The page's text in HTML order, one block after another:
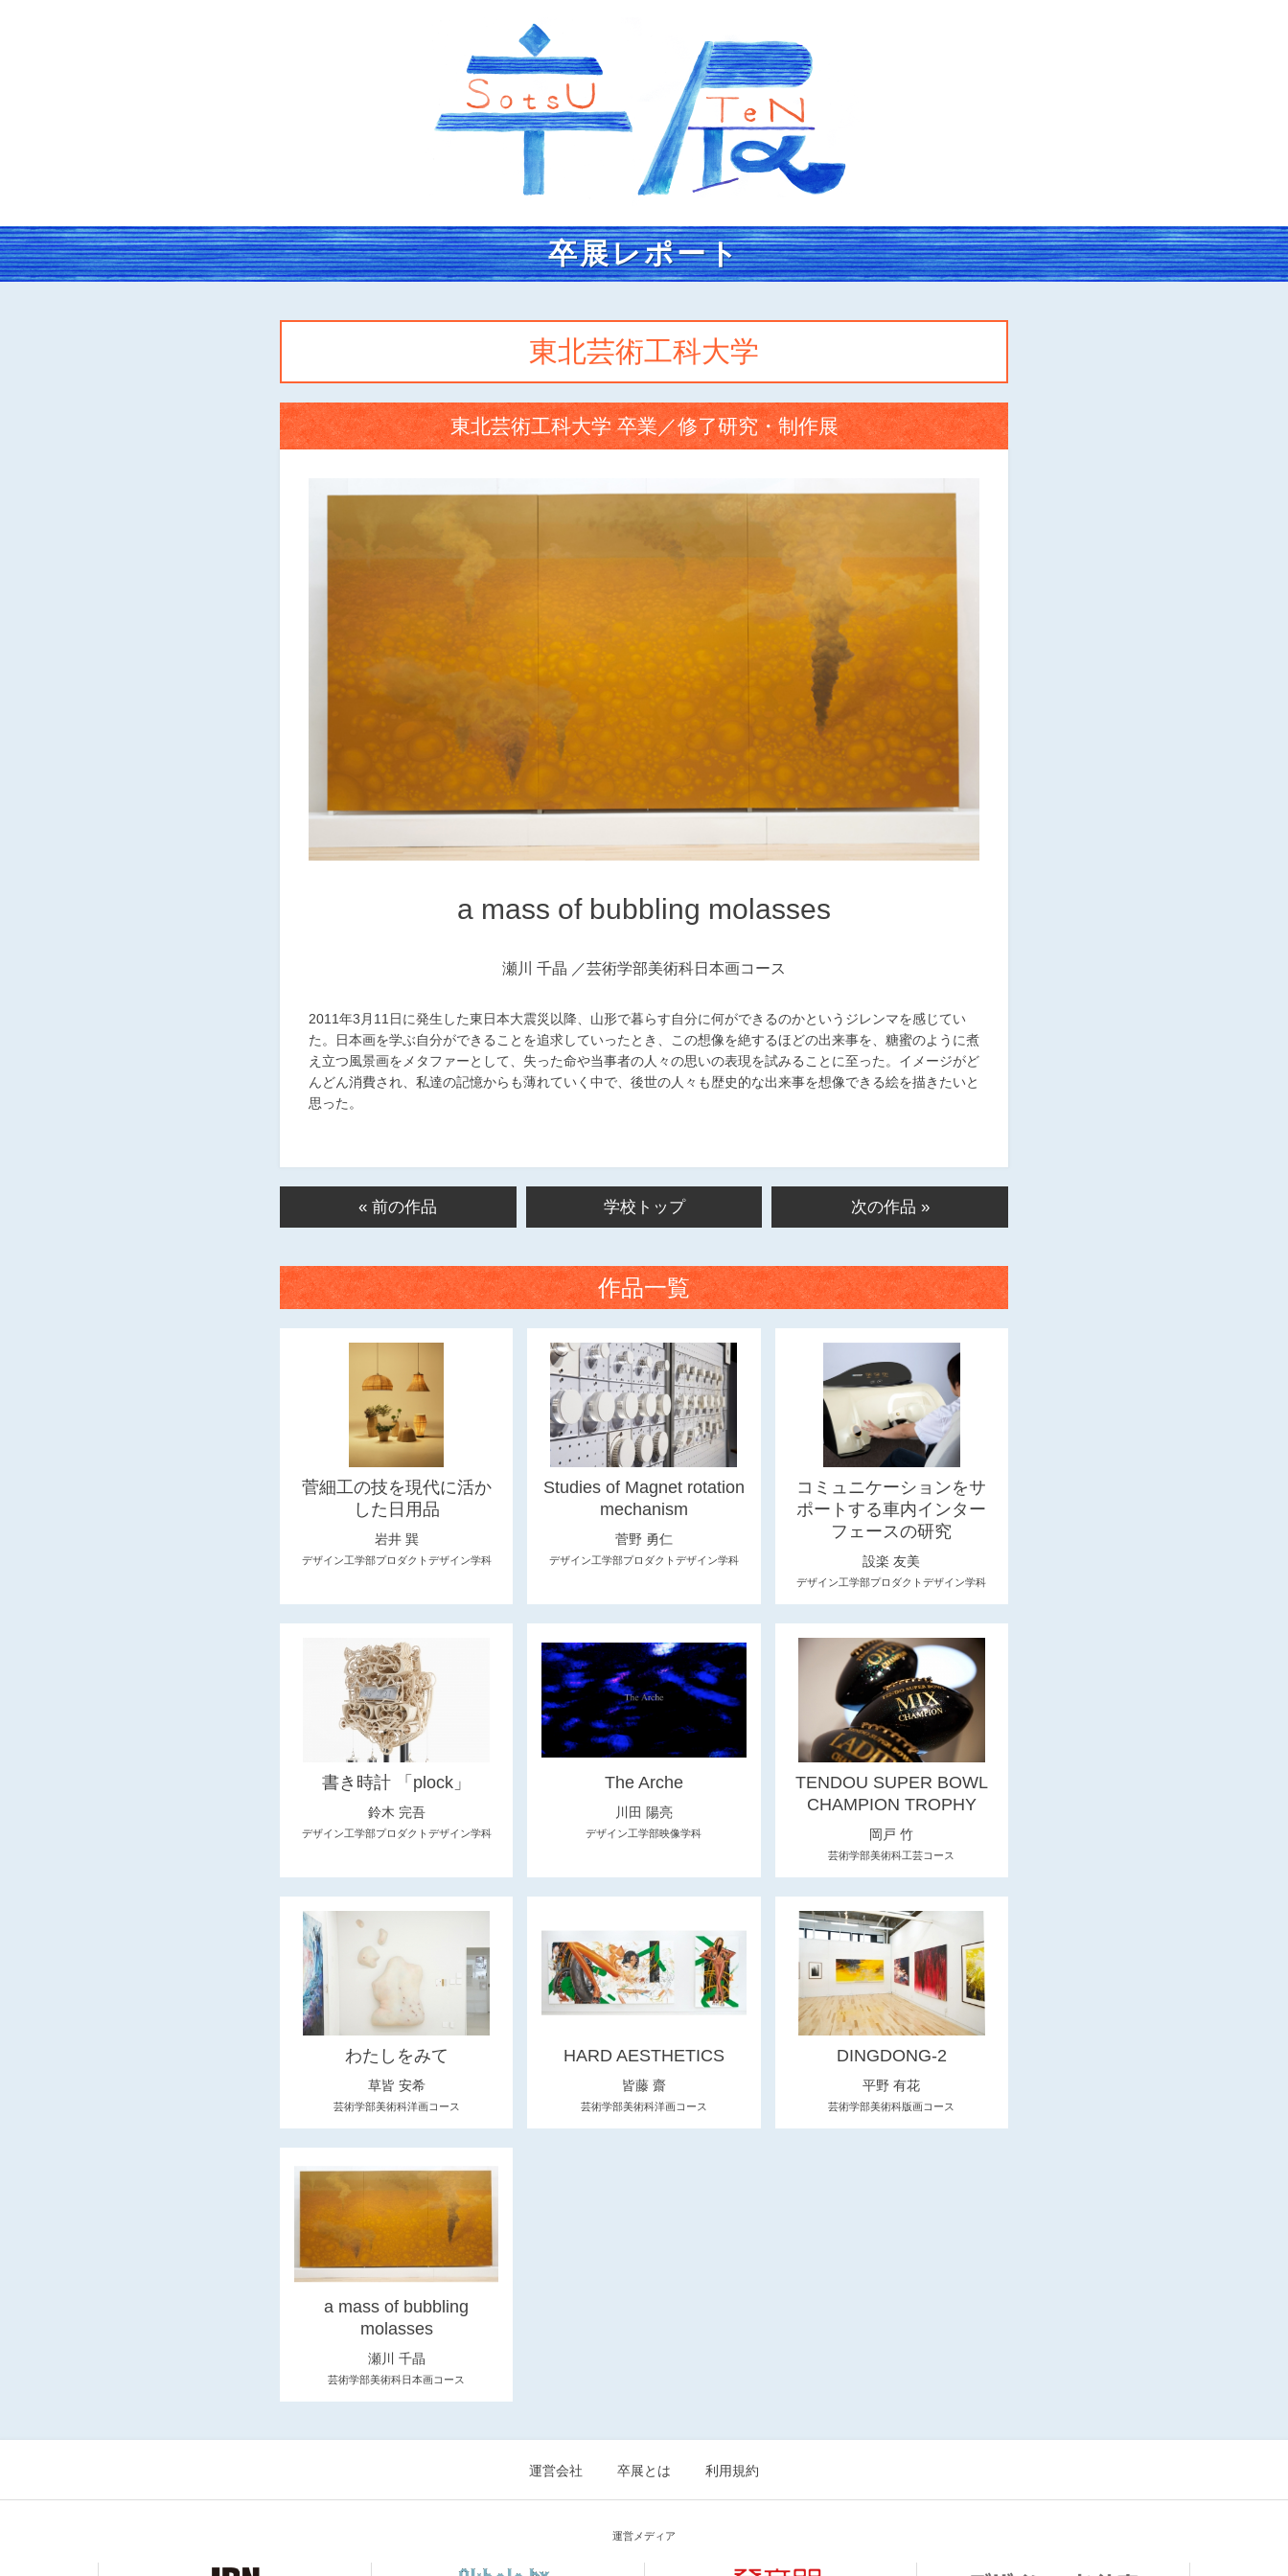
卒展レポート
東北芸術工科大学
東北芸術工科大学 卒業／修了研究・制作展
a mass of bubbling molasses
瀬川 千晶 芸術学部美術科日本画コース
2011年3月11日に発生した東日本大震災以降、山形で暮らす自分に何ができるのかというジレンマを感じてい
た。日本画を学ぶ自分ができることを追求していったとき、この想像を絶するほどの出来事を、糖蜜のように煮
え立つ風景画をメタファーとして、失った命や当事者の人々の思いの表現を試みることに至った。イメージがど
んどん消費され、私達の記憶からも薄れていく中で、後世の人々も歴史的な出来事を想像できる絵を描きたいと
思った。
« 前の作品 学校トップ 次の作品 »
作品一覧
菅細工の技を現代に活か
した日用品
岩井 巽
デザイン工学部プロダクトデザイン学科
Studies of Magnet rotation
mechanism
菅野 勇仁
デザイン工学部プロダクトデザイン学科
コミュニケーションをサ
ポートする車内インター
フェースの研究
設楽 友美
デザイン工学部プロダクトデザイン学科
書き時計 「plock」
鈴木 完吾
デザイン工学部プロダクトデザイン学科
The Arche
川田 陽亮
デザイン工学部映像学科
TENDOU SUPER BOWL
CHAMPION TROPHY
岡戸 竹
芸術学部美術科工芸コース
わたしをみて
草皆 安希
芸術学部美術科洋画コース
HARD AESTHETICS
皆藤 齋
芸術学部美術科洋画コース
DINGDONG-2
平野 有花
芸術学部美術科版画コース
a mass of bubbling
molasses
瀬川 千晶
芸術学部美術科日本画コース
運営会社 卒展とは 利用規約
運営メディア